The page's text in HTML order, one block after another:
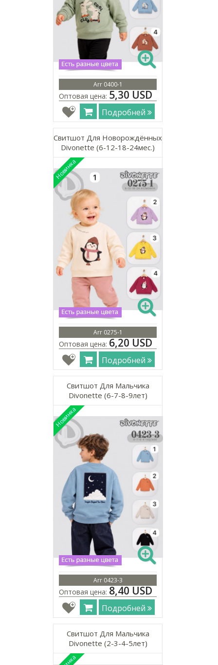
Arr 0400-1
Оптовая цена: 5,30 USD
Подробней
Свитшот Для Новорождённых
Divonette (6-12-18-24мес.)
Arr 0275-1
Оптовая цена: 6,20 USD
Подробней
Свитшот Для Мальчика
Divonette (6-7-8-9лет)
Arr 0423-3
Оптовая цена: 8,40 USD
Подробней
Свитшот Для Мальчика
Divonette (2-3-4-5лет)